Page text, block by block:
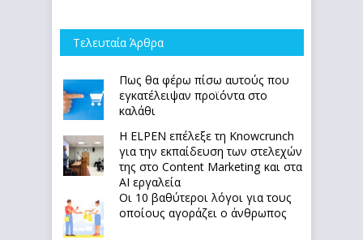
Τελευταία Άρθρα
Πως θα φέρω πίσω αυτούς που
εγκατέλειψαν προϊόντα στο
καλάθι
Η ELPEN επέλεξε τη Knowcrunch
για την εκπαίδευση των στελεχών
της στο Content Marketing και στα
AI εργαλεία
Οι 10 βαθύτεροι λόγοι για τους
οποίους αγοράζει ο άνθρωπος